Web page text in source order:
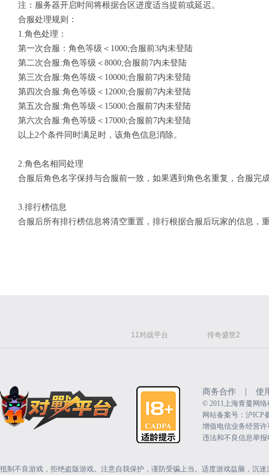
注：服务器开启时间将根据合区进度适当提前或延迟。
合服处理规则：
1.角色处理：
第一次合服：角色等级＜1000;合服前3内未登陆
第二次合服:角色等级＜8000;合服前7内未登陆
第三次合服:角色等级＜10000;合服前7内未登陆
第四次合服:角色等级＜12000;合服前7内未登陆
第五次合服:角色等级＜15000;合服前7内未登陆
第六次合服:角色等级＜17000;合服前7内未登陆
以上2个条件同时满足时，该角色信息消除。
2.角色名相同处理
合服后角色名字保持与合服前一致，如果遇到角色名重复，合服完
3.排行榜信息
合服后所有排行榜信息将清空重置，排行根据合服后玩家的信息，
11对战平台 传奇盛世2
商务合作 | 使
©️ 2011上海青蔓网
网站备案号：沪ICP
增值电信业务经营许
违法和不良信息举报
抵制不良游戏，拒绝盗版游戏。注意自我保护，谨防受骗上当。适度游戏益脑，沉